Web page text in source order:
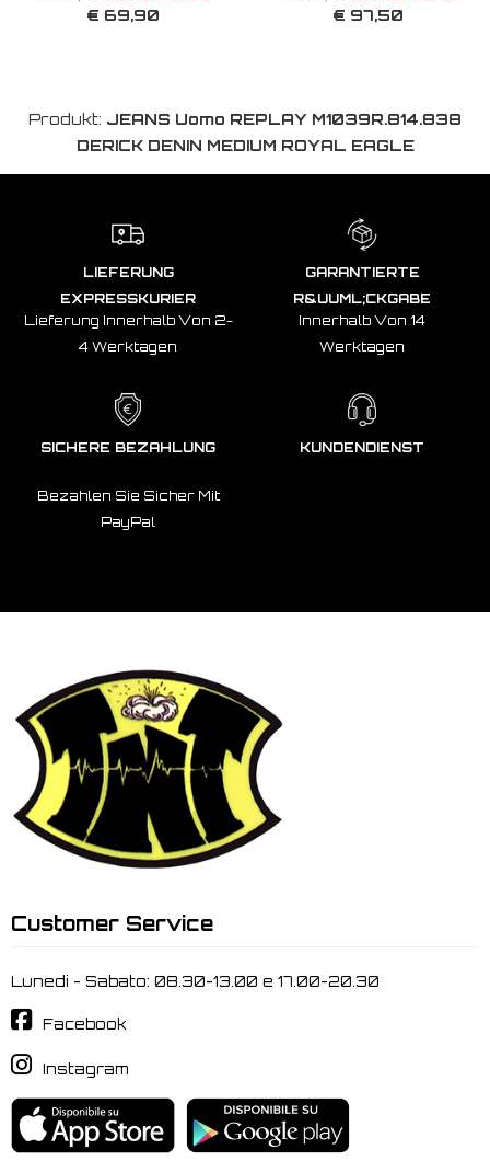
€ 69,90 € 97,50
Produkt: JEANS Uomo REPLAY M1039R.814.838
DERICK DENIN MEDIUM ROYAL EAGLE
LIEFERUNG
EXPRESSKURIER
Lieferung Innerhalb Von 2-
4 Werktagen
GARANTIERTE
R&UUML;CKGABE
Innerhalb Von 14
Werktagen
SICHERE BEZAHLUNG
Bezahlen Sie Sicher Mit
PayPal
KUNDENDIENST
Customer Service
Lunedi - Sabato: 08.30-13.00 e 17.00-20.30
Facebook
Instagram